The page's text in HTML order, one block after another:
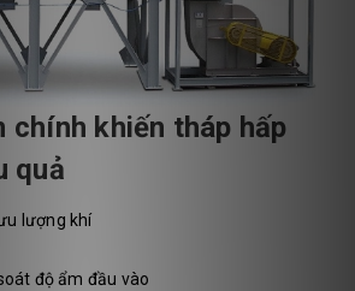
chính khiến tháp hấp
quả
lượng khí
độ ẩm đầu vào